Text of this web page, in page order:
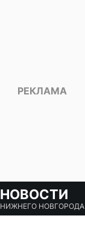
НОВОСТИ
НИЖНЕГО НОВГОРОДА